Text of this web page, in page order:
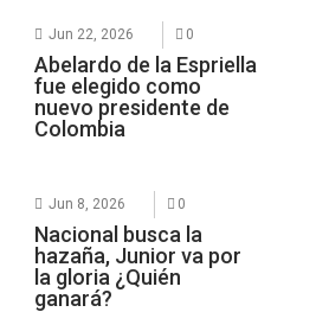
Jun 22, 2026 0
Abelardo de la Espriella
fue elegido como
nuevo presidente de
Colombia
Jun 8, 2026 0
Nacional busca la
hazaña, Junior va por
la gloria ¿Quién
ganará?